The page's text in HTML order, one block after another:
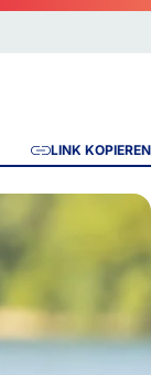
LINK KOPIEREN